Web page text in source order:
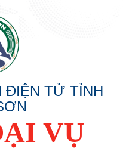
ĐIỆN TỬ TỈNH
VỤ